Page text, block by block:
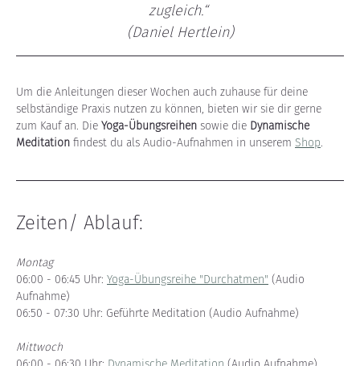
zugleich.“
(Daniel Hertlein)
Um die Anleitungen dieser Wochen auch zuhause für deine
selbständige Praxis nutzen zu können, bieten wir sie dir gerne
zum Kauf an. Die Yoga-Übungsreihen sowie die Dynamische
Meditation findest du als Audio-Aufnahmen in unserem Shop.
Zeiten/ Ablauf:
Montag
06:00 - 06:45 Uhr: Yoga-Übungsreihe "Durchatmen" (Audio
Aufnahme)
06:50 - 07:30 Uhr: Geführte Meditation (Audio Aufnahme)
Mittwoch